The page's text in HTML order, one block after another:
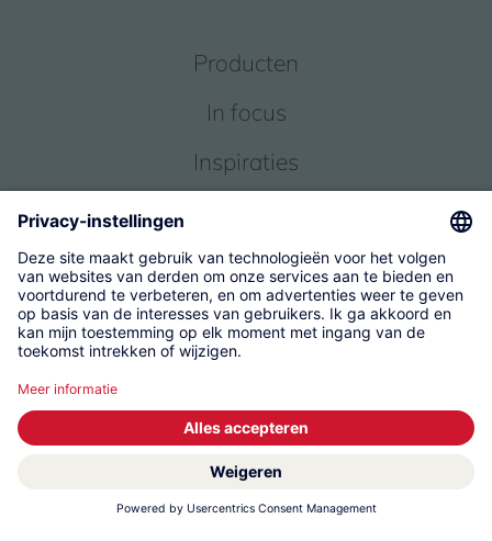
Producten
In focus
Inspiraties
Over ons
© 2026 KWC Group Management AG
Algemene Voorwaarden
Impressum
Gegevensbescherming